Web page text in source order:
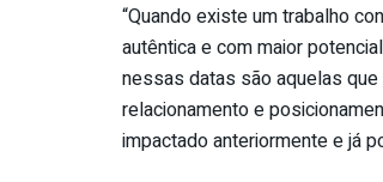
“Quando existe um trabalho
autêntica e com maior
nessas datas são aquelas
relacionamento e
impactado anteriormente e já